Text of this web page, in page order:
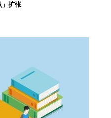
」扩张